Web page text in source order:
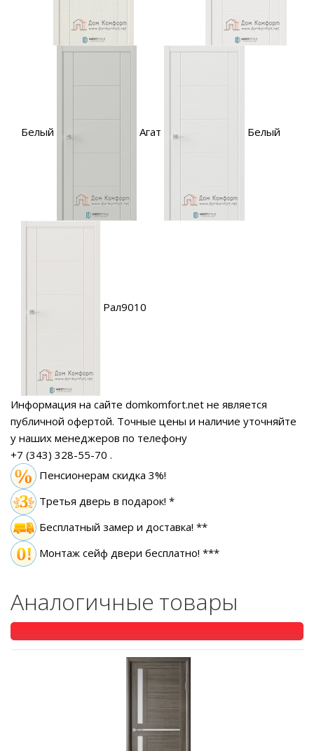
Белый Агат Белый
Рал9010
Информация на сайте domkomfort.net не является
публичной офертой. Точные цены и наличие уточняйте
у наших менеджеров по телефону
+7 (343) 328-55-70 .
Пенсионерам скидка 3%!
Третья дверь в подарок! *
Бесплатный замер и доставка! **
Монтаж сейф двери бесплатно! ***
Аналогичные товары